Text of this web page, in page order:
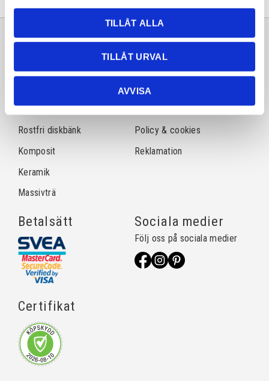
TILLÅT ALLA
TILLÅT URVAL
AVVISA
Sortiment
Natursten
Rostfri diskbänk
Komposit
Keramik
Massivträ
Information
Frågor & svar
Köpvillkor
Policy & cookies
Reklamation
Betalsätt
Certifikat
Sociala medier
Följ oss på sociala medier